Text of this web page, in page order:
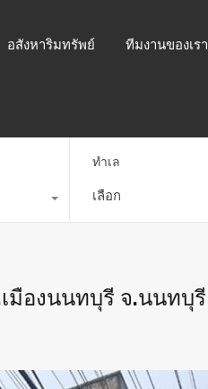
อสังหาริมทรัพย์ ทีมงานของเรา
ทำเล
เลือก
มืองนนทบุรี จ.นนทบุรี